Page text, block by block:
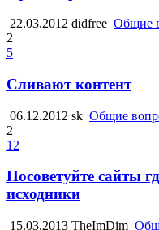
22.03.2012 didfree Общие
2
5
Сливают контент
06.12.2012 sk Общие
2
12
Посоветуйте сайты
исходники
15.03.2013 TheImDim